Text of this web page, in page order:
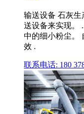
输送设备 石灰
送设备来实现。
中的细小粉尘。
效 .
联系电话: 180